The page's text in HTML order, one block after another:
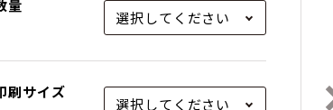
量
刷サイズ